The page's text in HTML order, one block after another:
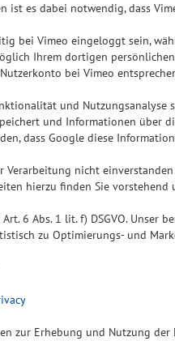
ist es dabei notwendig, dass
bei Vimeo eingeloggt sein,
Ihrem dortigen
bei Vimeo
und Nutzungsanalyse
und Informationen über
dass Google diese
Verarbeitung nicht
hierzu finden Sie vorstehend
6 Abs. 1 lit. f) DSGVO.
zu Optimierungs- und
zur Erhebung und Nutzung der